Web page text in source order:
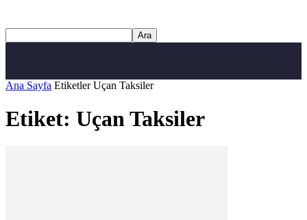
Ana Sayfa Etiketler Uçan Taksiler
Etiket: Uçan Taksiler